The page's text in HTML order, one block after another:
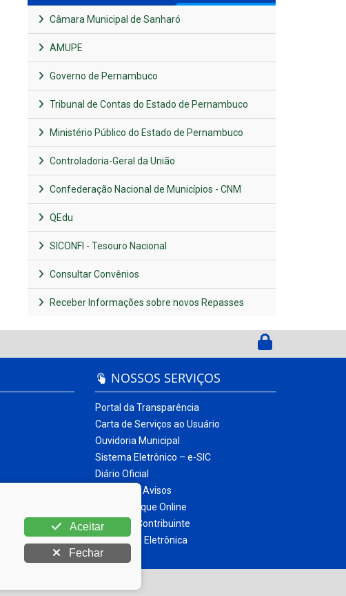
Câmara Municipal de Sanharó
AMUPE
Governo de Pernambuco
Tribunal de Contas do Estado de Pernambuco
Ministério Público do Estado de Pernambuco
Controladoria-Geral da União
Confederação Nacional de Municípios - CNM
QEdu
SICONFI - Tesouro Nacional
Consultar Convênios
Receber Informações sobre novos Repasses
NOSSOS SERVIÇOS
Portal da Transparência
Carta de Serviços ao Usuário
Ouvidoria Municipal
Sistema Eletrônico – e-SIC
Diário Oficial
Quadro de Avisos
Contracheque Online
Portal do Contribuinte
Nota Fiscal Eletrônica
Aceitar
Fechar